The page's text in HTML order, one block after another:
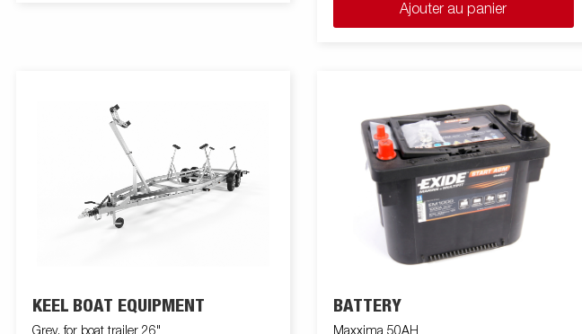
magnet. Brake: Dynamic and mechanical.
Voltage: 12 volts DC. Coupling
Ajouter au panier
KEEL BOAT EQUIPMENT
Grey, for boat trailer 26"
BATTERY
Maxxima 50AH